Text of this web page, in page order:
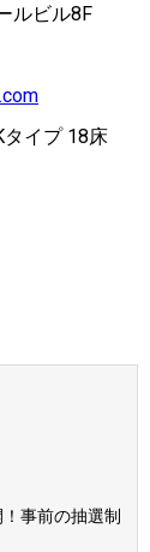
ルビル8F
タイプ 18床
事前の抽選制